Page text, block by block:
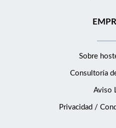
Sobre
Consultoría
Aviso
Privacidad /